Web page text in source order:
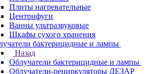
Плиты нагревательные
Центрифуги
Ванны ультразвуковые
Шкафы сухого хранения
бактерицидные и лампы
Назад
Облучатели бактерицидные и лампы
Облучатели-рециркуляторы ДЕЗАР